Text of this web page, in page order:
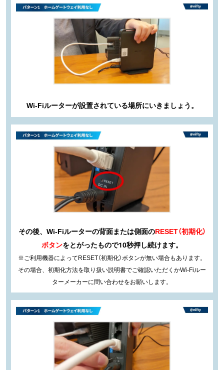
Wi-Fiルーターが設置されている場所にいきましょう。
その後、Wi-Fiルーターの背面または側面のRESET（初期化）
ボタンをとがったもので10秒押し続けます。
※ご利用機器によってRESET（初期化）ボタンが無い場合もあります。
その場合、 初期化方法を取り扱い説明書でご確認いただくかWi-Fiルー
ターメーカーに問い合わせをお願いします。